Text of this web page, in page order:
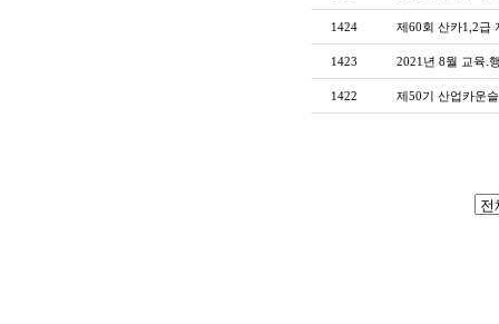
1424 제60회 산카1,2급
1423 2021년 8월 교육.
1422 제50기 산업카운